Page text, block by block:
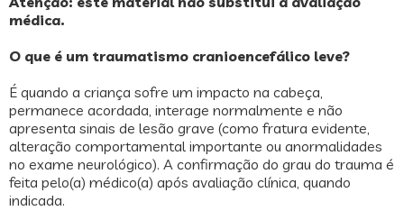
médica.
O que é um traumatismo cranioencefálico leve?
É quando a criança sofre um impacto na cabeça,
permanece acordada, interage normalmente e não
apresenta sinais de lesão grave (como fratura evidente,
alteração comportamental importante ou anormalidades
no exame neurológico). A confirmação do grau do trauma é
feita pelo(a) médico(a) após avaliação clínica, quando
indicada.